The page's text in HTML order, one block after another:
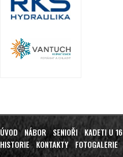
ÚVOD NÁBOR SENIOŘI KADETI U 16
HISTORIE
KONTAKTY FOTOGALERIE